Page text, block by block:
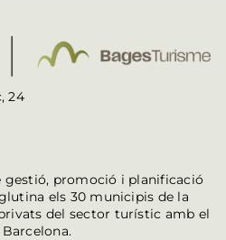
24
gestió, promoció i planificació
els 30 municipis de la
del sector turístic amb el